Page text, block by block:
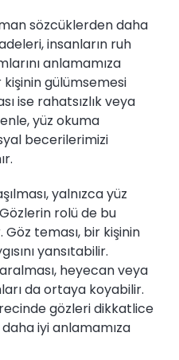
sözcüklerden daha
insanların ruh
anlamamıza
kişinin gülümsemesi
ise rahatsızlık veya
yüz okuma
becerilerimizi
yalnızca yüz
rolü de bu
teması, bir kişinin
yansıtabilir.
heyecan veya
da ortaya koyabilir.
gözleri dikkatlice
iyi anlamamıza